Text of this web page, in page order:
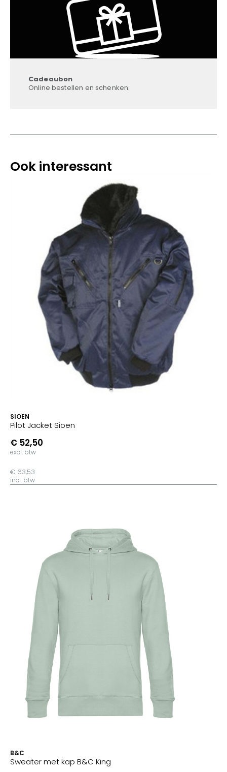
Cadeaubon
Online bestellen en schenken.
Ook interessant
SIOEN
Pilot Jacket Sioen
€ 52,50
excl. btw
€ 63,53
incl. btw
B&C
Sweater met kap B&C King